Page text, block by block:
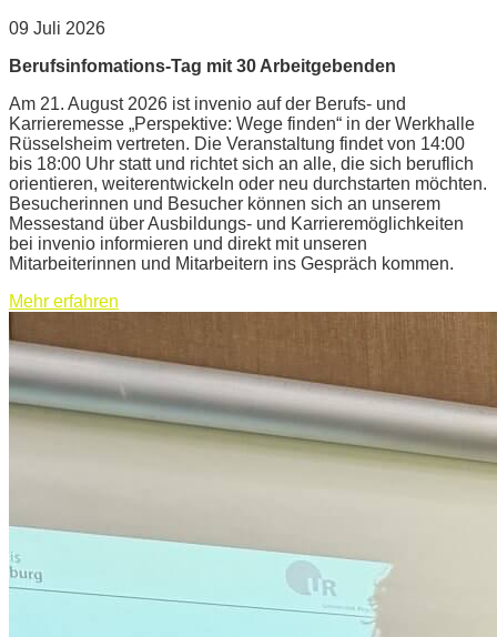
09 Juli 2026
Berufsinfomations-Tag mit 30 Arbeitgebenden
Am 21. August 2026 ist invenio auf der Berufs- und
Karrieremesse „Perspektive: Wege finden“ in der Werkhalle
Rüsselsheim vertreten. Die Veranstaltung findet von 14:00
bis 18:00 Uhr statt und richtet sich an alle, die sich beruflich
orientieren, weiterentwickeln oder neu durchstarten möchten.
Besucherinnen und Besucher können sich an unserem
Messestand über Ausbildungs- und Karrieremöglichkeiten
bei invenio informieren und direkt mit unseren
Mitarbeiterinnen und Mitarbeitern ins Gespräch kommen.
Mehr erfahren